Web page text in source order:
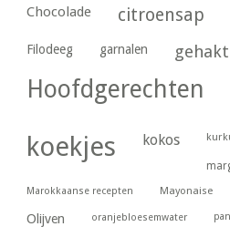
Chocolade citroensap
Filodeeg garnalen gehakt
Hoofdgerechten
koekjes kokos
Marokkaanse recepten Mayonaise
Olijven oranjebloesemwater